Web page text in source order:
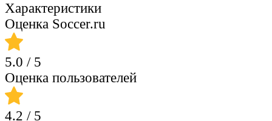
Характеристики
Оценка Soccer.ru
5.0 / 5
Оценка пользователей
4.2 / 5